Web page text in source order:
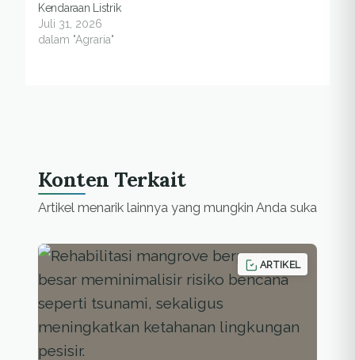
Kendaraan Listrik
Juli 31, 2026
dalam "Agraria"
Konten Terkait
Artikel menarik lainnya yang mungkin Anda suka
ARTIKEL